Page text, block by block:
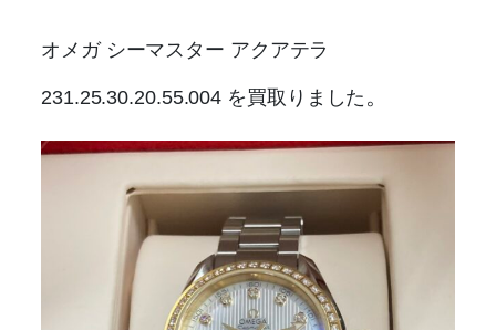
オメガ シーマスター アクアテラ
231.25.30.20.55.004 を買取りました 。